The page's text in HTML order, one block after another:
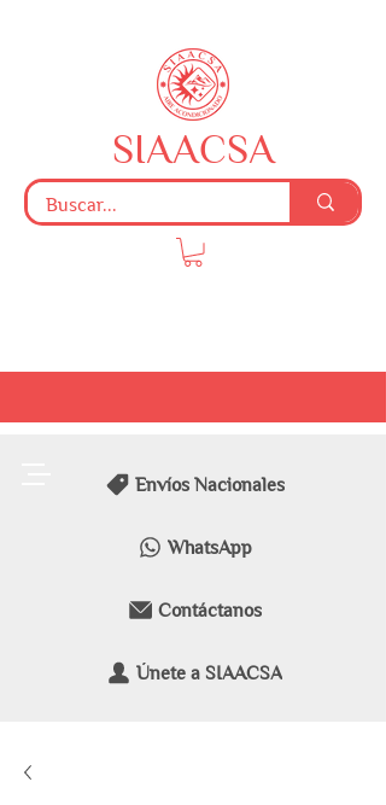
Envíos Nacionales
WhatsApp
Contáctanos
Únete a SIAACSA
SIAACSA